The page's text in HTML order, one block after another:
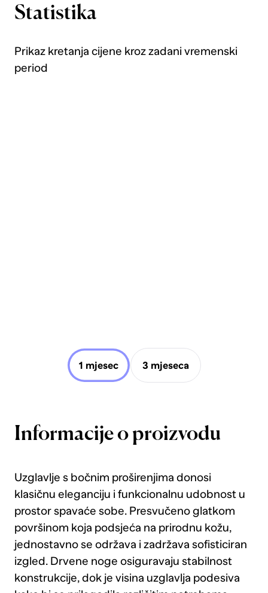
Statistika
Prikaz kretanja cijene kroz zadani vremenski
period
1 mjesec 3 mjeseca
Informacije o proizvodu
Uzglavlje s bočnim proširenjima donosi
klasičnu eleganciju i funkcionalnu udobnost u
prostor spavaće sobe. Presvučeno glatkom
površinom koja podsjeća na prirodnu kožu,
jednostavno se održava i zadržava sofisticiran
izgled. Drvene noge osiguravaju stabilnost
konstrukcije, dok je visina uzglavlja podesiva